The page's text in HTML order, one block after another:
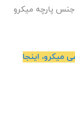
پارچه میکرو
میکرو، اینجا